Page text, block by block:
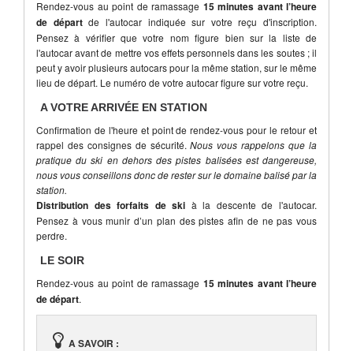
Rendez-vous au point de ramassage 15 minutes avant l’heure
de départde l'autocar indiquée sur votre reçu d'inscription.
Pensez à vérifier que votre nom figure bien sur la liste de
l'autocar avant de mettre vos effets personnels dans les soutes ; il
peut y avoir plusieurs autocars pour la même station, sur le même
lieu de départ. Le numéro de votre autocar figure sur votre reçu.
A VOTRE ARRIVÉE EN STATION
Confirmation de l'heure et point de rendez-vous pour le retour et
rappel des consignes de sécurité.Nous vous rappelons que la
pratique du ski en dehors des pistes balisées est dangereuse,
nous vous conseillons donc de rester sur le domaine balisé par la
station.
Distribution des forfaits de ski à la descente de l'autocar.
Pensez à vous munir d’un plan des pistes afin de ne pas vous
perdre.
LE SOIR
Rendez-vous au point de ramassage 15 minutes avant l’heure
de départ.
A SAVOIR :